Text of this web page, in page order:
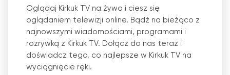
Oglądaj Kirkuk TV na żywo i ciesz się
oglądaniem telewizji online. Bądź na bieżąco z
najnowszymi wiadomościami, programami i
rozrywką z Kirkuk TV. Dołącz do nas teraz i
doświadcz tego, co najlepsze w Kirkuk TV na
wyciągnięcie ręki.